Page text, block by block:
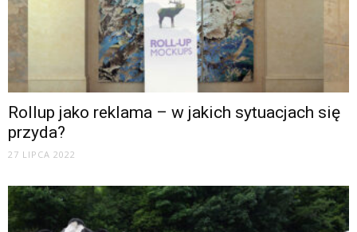
Rollup jako reklama – w jakich sytuacjach się
przyda?
27 LIPCA 2022